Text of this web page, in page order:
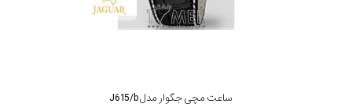
ساعت مچی جگوار مدل J615/b